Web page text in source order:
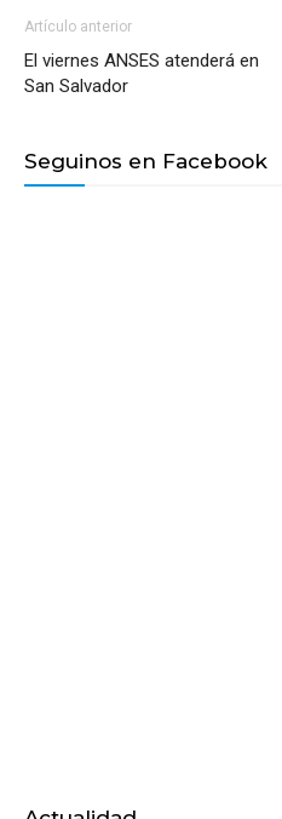
Artículo anterior
El viernes ANSES atenderá en
San Salvador
Seguinos en Facebook